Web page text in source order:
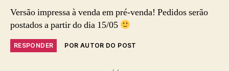
Versão impressa à venda em pré-venda! Pedidos serão
postados a partir do dia 15/05
RESPONDER POR AUTOR DO POST